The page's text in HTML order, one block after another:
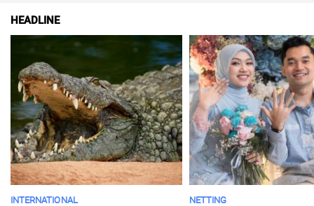
HEADLINE
INTERNATIONAL NETTING